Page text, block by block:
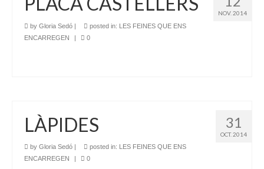
NOV. 2014
by Gloria Sedó | posted in: LES FEINES QUE ENS
ENCARREGEN
| 0
31
OCT. 2014
LÀPIDES
by Gloria Sedó | posted in: LES FEINES QUE ENS
ENCARREGEN
| 0